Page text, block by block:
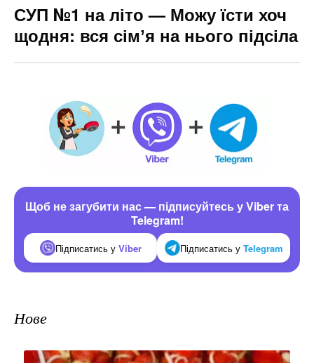
СУП №1 на літо — Можу їсти хоч
щодня: вся сімʼя на нього підсіла
Щоб не загубити нас — підписуйтесь у Viber та
Telegram!
Підписатись у Viber Підписатись у Telegram
Нове